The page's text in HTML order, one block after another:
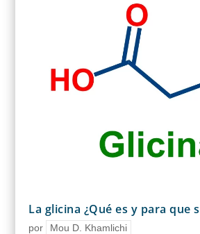
La glicina ¿Qué es y para que
por Mou D. Khamlichi